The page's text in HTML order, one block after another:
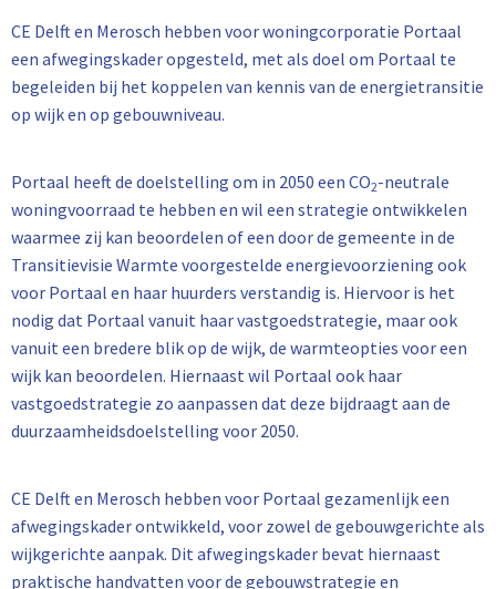
CE Delft en Merosch hebben voor woningcorporatie Portaal
een afwegingskader opgesteld, met als doel om Portaal te
begeleiden bij het koppelen van kennis van de energietransitie
op wijk en op gebouwniveau.
Portaal heeft de doelstelling om in 2050 een CO2-neutrale
woningvoorraad te hebben en wil een strategie ontwikkelen
waarmee zij kan beoordelen of een door de gemeente in de
Transitievisie Warmte voorgestelde energievoorziening ook
voor Portaal en haar huurders verstandig is. Hiervoor is het
nodig dat Portaal vanuit haar vastgoedstrategie, maar ook
vanuit een bredere blik op de wijk, de warmteopties voor een
wijk kan beoordelen. Hiernaast wil Portaal ook haar
vastgoedstrategie zo aanpassen dat deze bijdraagt aan de
duurzaamheidsdoelstelling voor 2050.
CE Delft en Merosch hebben voor Portaal gezamenlijk een
afwegingskader ontwikkeld, voor zowel de gebouwgerichte als
wijkgerichte aanpak. Dit afwegingskader bevat hiernaast
praktische handvatten voor de gebouwstrategie en